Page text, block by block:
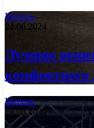
Мебель
24.08.2024
Лучшие
комфортного
Мебель
24.08.2024